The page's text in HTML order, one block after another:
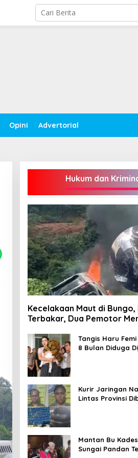
Opini Advertorial
Hukum dan
Kecelakaan Maut di Bungo,
Terbakar, Dua Pemotor
Tangis Haru
8 Bulan Diduga
Kurir Jaringan
Lintas Provinsi
Mantan Bu
Sungai Pandan